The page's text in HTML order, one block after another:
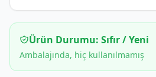
Ürün Durumu: Sıfır / Yeni
Ambalajında, hiç kullanılmamış